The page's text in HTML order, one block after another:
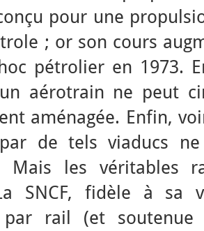
pour une
; or son cours
pétrolier en 1973.
un aérotrain ne peut
aménagée. Enfin,
de tels viaducs
Mais les véritables
SNCF, fidèle à sa
rail (et soutenue